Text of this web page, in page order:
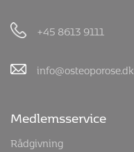
+45 8613 9111
info@osteoporose.dk
Medlemsservice
Rådgivning